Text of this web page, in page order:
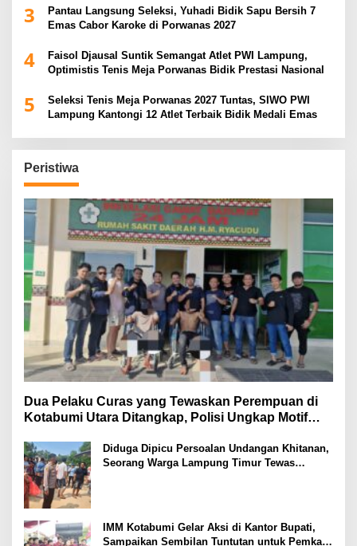
3
Pantau Langsung Seleksi, Yuhadi Bidik Sapu Bersih 7
Emas Cabor Karoke di Porwanas 2027
4
Faisol Djausal Suntik Semangat Atlet PWI Lampung,
Optimistis Tenis Meja Porwanas Bidik Prestasi Nasional
5
Seleksi Tenis Meja Porwanas 2027 Tuntas, SIWO PWI
Lampung Kantongi 12 Atlet Terbaik Bidik Medali Emas
Peristiwa
Dua Pelaku Curas yang Tewaskan Perempuan di
Kotabumi Utara Ditangkap, Polisi Ungkap Motif
Diduga Dipicu Persoalan Undangan Khitanan,
Seorang Warga Lampung Timur Tewas
IMM Kotabumi Gelar Aksi di Kantor Bupati,
Sampaikan Sembilan Tuntutan untuk Pemkab